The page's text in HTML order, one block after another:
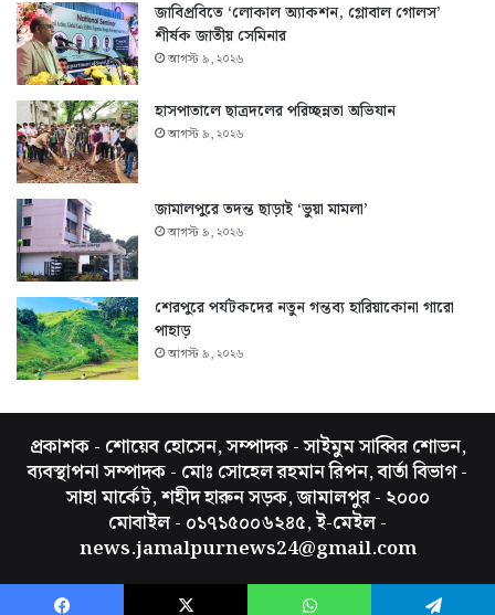
জাবিপ্রবিতে ‘লোকাল অ্যাকশন, গ্লোবাল গোলস’
শীর্ষক জাতীয় সেমিনার
আগস্ট ৯, ২০২৬
হাসপাতালে ছাত্রদলের পরিচ্ছন্নতা অভিযান
আগস্ট ৯, ২০২৬
জামালপুরে তদন্ত ছাড়াই ‘ভুয়া মামলা’
আগস্ট ৯, ২০২৬
শেরপুরে পর্যটকদের নতুন গন্তব্য হারিয়াকোনা গারো
পাহাড়
আগস্ট ৯, ২০২৬
প্রকাশক - শোয়েব হোসেন, সম্পাদক - সাইমুম সাব্বির শোভন,
ব্যবস্থাপনা সম্পাদক - মোঃ সোহেল রহমান রিপন, বার্তা বিভাগ -
সাহা মার্কেট, শহীদ হারুন সড়ক, জামালপুর - ২০০০
মোবাইল - ০১৭১৫০০৬২৪৫, ই-মেইল -
news.jamalpurnews24@gmail.com